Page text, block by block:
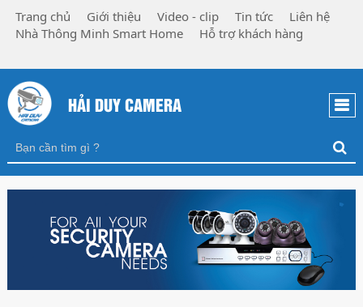
Trang chủ Giới thiệu Video - clip Tin tức
Liên hệ
Nhà Thông Minh Smart Home
Hỗ trợ khách hàng
HẢI DUY CAMERA